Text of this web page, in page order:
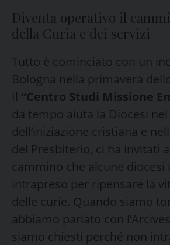
Diventa operativo il
della Curia e dei servizi
Tutto è cominciato con un
Bologna nella primavera
Il “Centro Studi Missione
da tempo aiuta la Diocesi
dell’iniziazione cristiana e
del Presbiterio, ci ha invitati
cammino che alcune diocesi
intrapreso per ripensare la
delle curie. Quando siamo
abbiamo parlato con
siamo chiesti perché non